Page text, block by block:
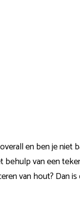
en ben je niet
behulp van een
vanhout? Dan